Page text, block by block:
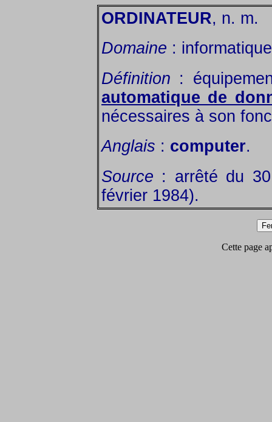
ORDINATEUR, n. m.
Domaine :
Définition :
automatique de
nécessaires à son
Anglais : computer.
Source : arrêté du
février 1984).
Cette page